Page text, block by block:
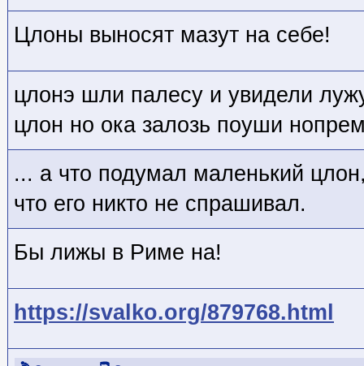
Цлоны выносят мазут на себе!
цлонэ шли палесу и увидели
цлон но ока залозь поуши
... а что подумал маленький
что его никто не спрашивал.
Бы лижы в Риме на!
https://svalko.org/879768.html